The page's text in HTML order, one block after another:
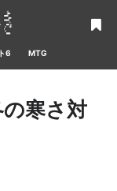
6 MTG
の寒さ対